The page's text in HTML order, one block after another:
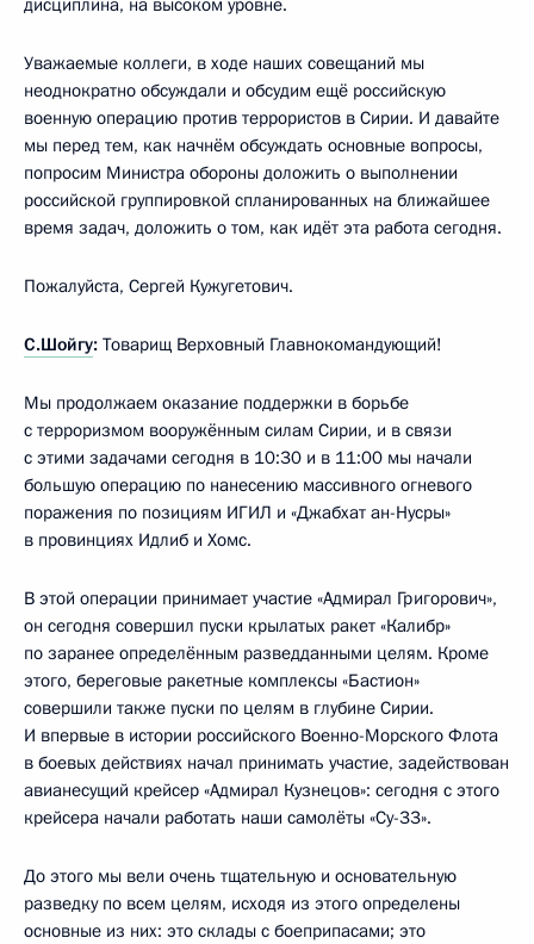
Уважаемые коллеги, в ходе наших совещаний мы
неоднократно обсуждали и обсудим ещё российскую
военную операцию против террористов в Сирии. И давайте
мы перед тем, как начнём обсуждать основные вопросы,
попросим Министра обороны доложить о выполнении
российской группировкой спланированных на ближайшее
время задач, доложить о том, как идёт эта работа сегодня.
Пожалуйста, Сергей Кужугетович.
С.Шойгу: Товарищ Верховный Главнокомандующий!
Мы продолжаем оказание поддержки в борьбе
с терроризмом вооружённым силам Сирии, и в связи
с этими задачами сегодня в 10:30 и в 11:00 мы начали
большую операцию по нанесению массивного огневого
поражения по позициям ИГИЛ и «Джабхат ан-Нусры»
в провинциях Идлиб и Хомс.
В этой операции принимает участие «Адмирал Григорович»,
он сегодня совершил пуски крылатых ракет «Калибр»
по заранее определённым разведданными целям. Кроме
этого, береговые ракетные комплексы «Бастион»
совершили также пуски по целям в глубине Сирии.
И впервые в истории российского Военно-Морского Флота
в боевых действиях начал принимать участие, задействован
авианесущий крейсер «Адмирал Кузнецов»: сегодня с этого
крейсера начали работать наши самолёты «Су-33».
До этого мы вели очень тщательную и основательную
разведку по всем целям, исходя из этого определены
основные из них: это склады с боеприпасами; это